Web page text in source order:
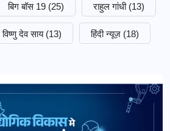
बिग बॉस 19 (25) राहुल गांधी (13)
विष्णु देव साय (13) हिंदी न्यूज़ (18)